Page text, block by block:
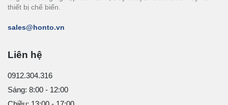
thiết bị chế biến.
sales@honto.vn
Liên hệ
0912.304.316
Sáng: 8:00 - 12:00